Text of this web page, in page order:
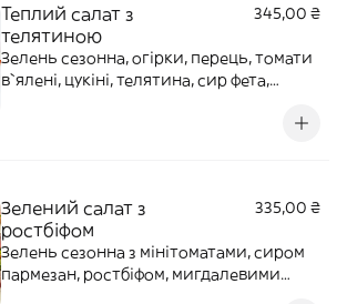
Теплий салат з
телятиною
345,00 ₴
Зелень сезонна, огірки, перець, томати
в`ялені, цукіні, телятина, сир фета,
Зелений салат з
ростбіфом
335,00 ₴
Зелень сезонна з мінітоматами, сиром
пармезан, ростбіфом, мигдалевими